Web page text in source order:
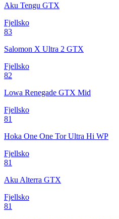
Aku Tengu GTX
Fjellsko
83
Salomon X Ultra 2 GTX
Fjellsko
82
Lowa Renegade GTX Mid
Fjellsko
81
Hoka One One Tor Ultra Hi WP
Fjellsko
81
Aku Alterra GTX
Fjellsko
81